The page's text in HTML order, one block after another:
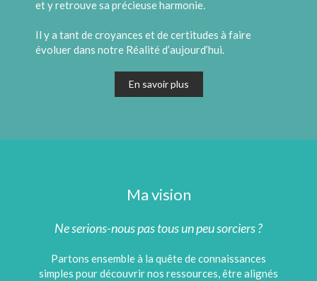
et y retrouve sa précieuse harmonie.
Il y a tant de croyances et de certitudes à faire
évoluer dans notre Réalité d’aujourd’hui.
En savoir plus
Ma vision
Ne serions-nous pas tous un peu sorciers ?
Partons ensemble à la quête de connaissances
simples pour découvrir nos ressources, être alignés